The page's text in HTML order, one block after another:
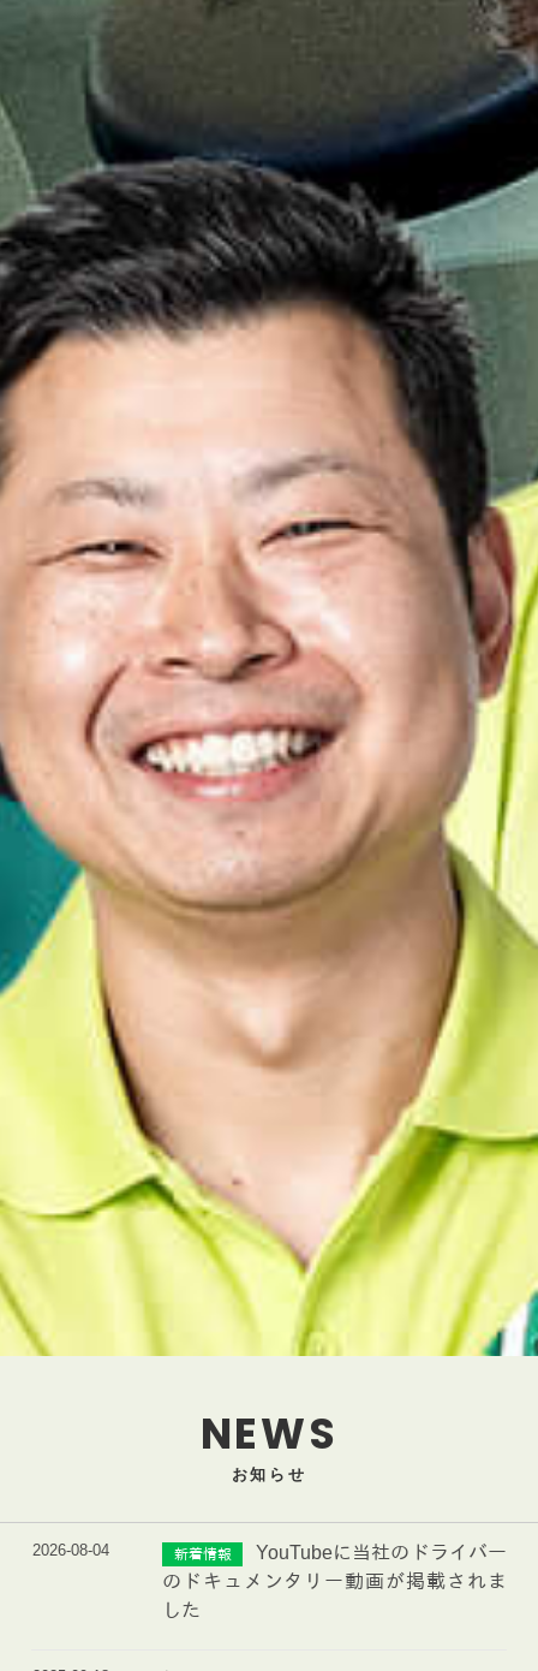
NEWS
お知らせ
2026-08-04 新着情報
YouTubeに当社のドライバー
のドキュメンタリー動画が掲載されま
した